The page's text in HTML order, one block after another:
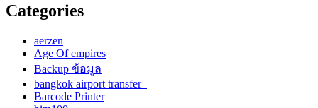
Categories
aerzen
Age Of empires
Backup ข้อมูล
bangkok airport transfer
Barcode Printer